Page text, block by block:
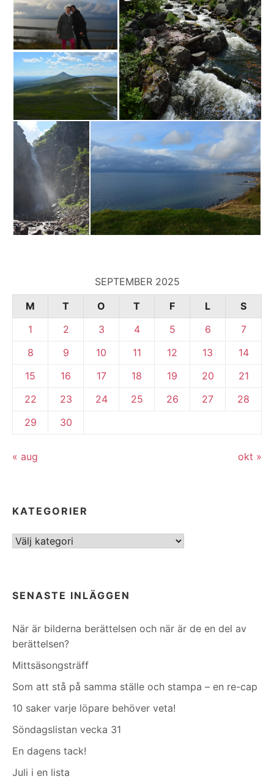
SEPTEMBER 2025
M
T O T F L
S
1
2 3 4 5 6
7
8
9 10 11 12 13
14
15
16 17 18 19 20
21
22
23 24 25 26 27
28
29
30
« aug okt »
KATEGORIER
Kategorier
SENASTE INLÄGGEN
När är bilderna berättelsen och när är de en del av
berättelsen?
Mittsäsongsträff
Som att stå på samma ställe och stampa – en re-cap
10 saker varje löpare behöver veta!
Söndagslistan vecka 31
En dagens tack!
Juli i en lista